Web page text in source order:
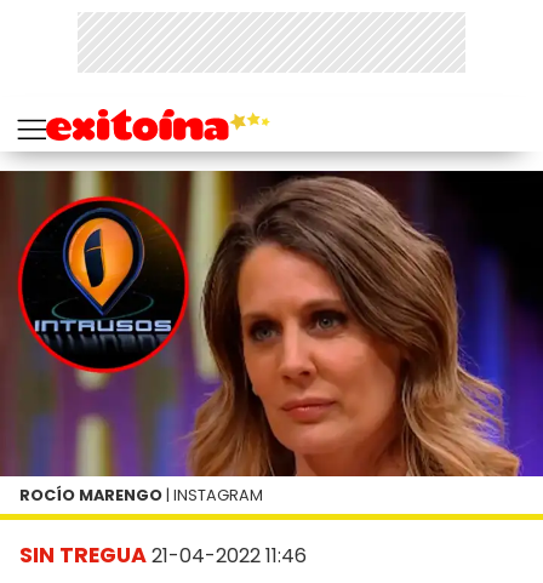
SIN TREGUA21-04-2022 11:46
ROCÍO MARENGO | INSTAGRAM